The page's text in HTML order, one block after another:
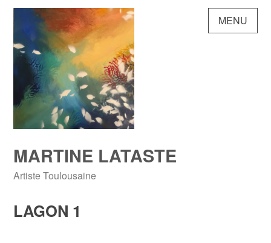
Skip
content
MARTINE LATASTE
Artiste Toulousaine
MENU
LAGON 1